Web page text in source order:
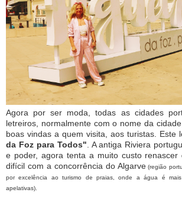
Agora por ser moda, todas as cidades
letreiros, normalmente com o nome da
boas vindas a quem visita, aos turistas. Este
da Foz para Todos" . A antiga Riviera
e poder, agora tenta a muito custo
difícil com a concorrência do Algarve(região
por excelência ao turismo de praias, onde a água é
apelativas).